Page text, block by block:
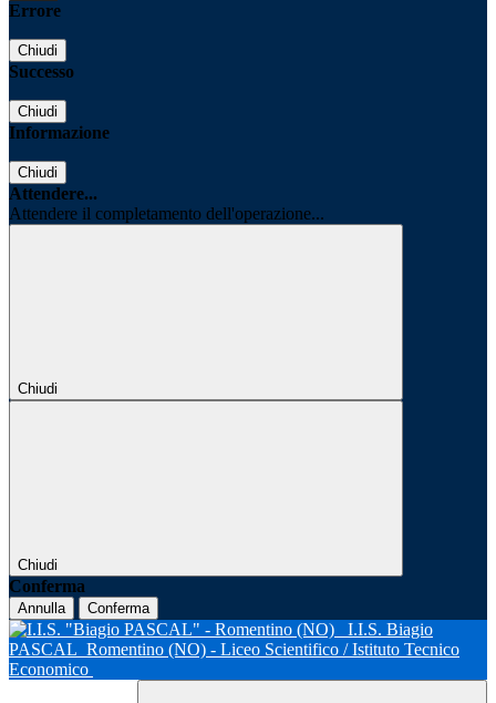
Errore
Chiudi
Successo
Chiudi
Informazione
Chiudi
Attendere...
Attendere il completamento dell'operazione...
Chiudi
Chiudi
Conferma
Annulla Conferma
I.I.S. Biagio
PASCAL Romentino (NO) - Liceo Scientifico / Istituto Tecnico
Economico